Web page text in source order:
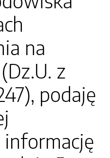
na
z
podaję